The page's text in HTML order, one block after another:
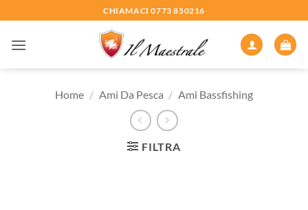
ai
contenuti
CHIAMACI 0773 850216
Home / Ami Da Pesca / Ami Bassfishing
FILTRA